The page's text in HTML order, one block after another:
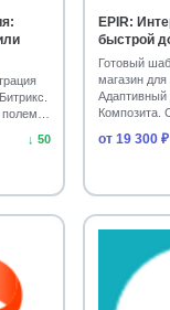
и личный кабинет
аукционов 5
Работа с заказами
5 Инструменты
↓ 50
EPIR:
быстрой
Готовый
магазин для
Адаптивный
Композита.
от 19 300 ₽